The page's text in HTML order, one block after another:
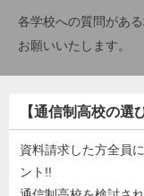
各学校への質問があ
お願いいたします。
【通信制高校の選
資料請求した方全員
ント!!